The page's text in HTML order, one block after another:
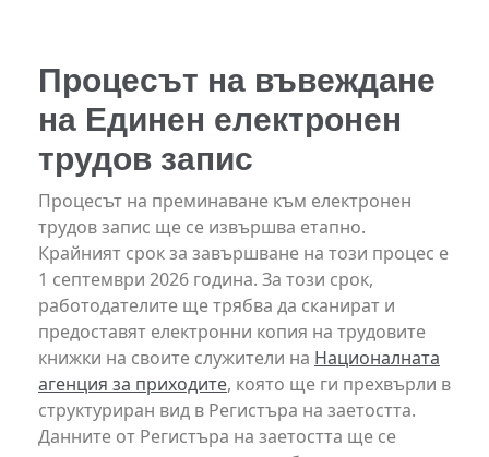
Процесът на въвеждане
на Единен електронен
трудов запис
Процесът на преминаване към електронен
трудов запис ще се извършва етапно.
Крайният срок за завършване на този процес е
1 септември 2026 година. За този срок,
работодателите ще трябва да сканират и
предоставят електронни копия на трудовите
книжки на своите служители на Националната
агенция за приходите, която ще ги прехвърли в
структуриран вид в Регистъра на заетостта.
Данните от Регистъра на заетостта ще се